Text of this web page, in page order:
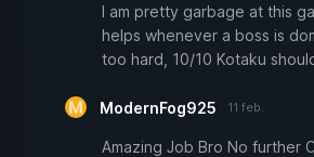
I am pretty garbage at this
helps whenever a boss is
too hard, 10/10 Kotaku
ModernFog925 11 feb.
Amazing Job Bro No further